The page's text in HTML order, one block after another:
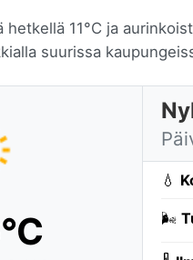
hetkellä 11°C ja
suurissa
💧
🌬️